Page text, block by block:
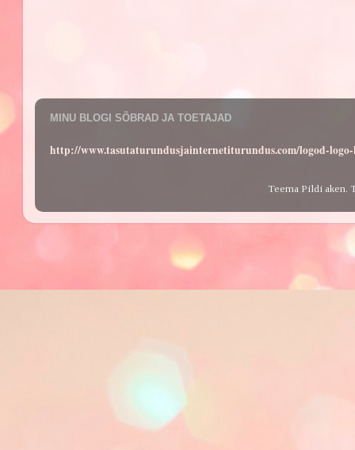
MINU BLOGI SÕBRAD JA TOETAJAD
http://www.tasutaturundusjainternetiturundus.com/logod-
Teema Pildi aken.